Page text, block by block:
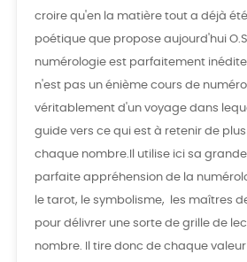
croire qu'en la matière tout a déjà
poétique que propose aujourd'hui
numérologie est parfaitement
n'est pas un énième cours de
véritablement d'un voyage dans
guide vers ce qui est à retenir de
chaque nombre.Il utilise ici sa
parfaite appréhension de la
le tarot, le symbolisme, les maîtres
pour délivrer une sorte de grille de
nombre. Il tire donc de chaque